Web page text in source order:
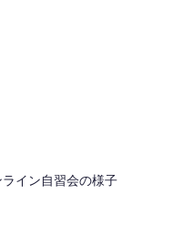
ライン自習会の様子